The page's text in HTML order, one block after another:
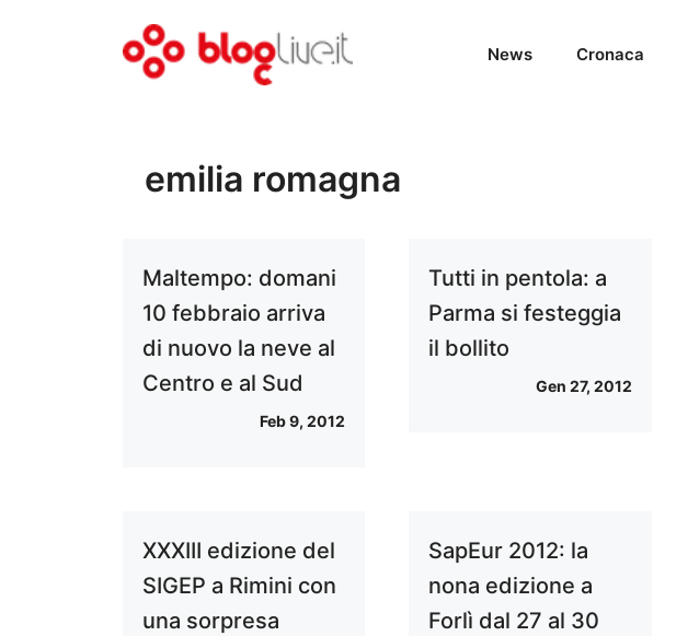
News Cronaca
emilia romagna
Maltempo: domani
10 febbraio arriva
di nuovo la neve al
Centro e al Sud
Feb 9, 2012
Tutti in pentola: a
Parma si festeggia
il bollito
Gen 27, 2012
XXXIII edizione del
SIGEP a Rimini con
una sorpresa
SapEur 2012: la
nona edizione a
Forlì dal 27 al 30